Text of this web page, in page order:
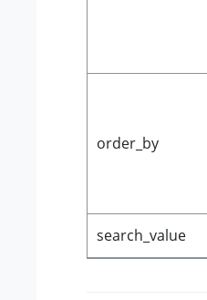
order_by
search_value